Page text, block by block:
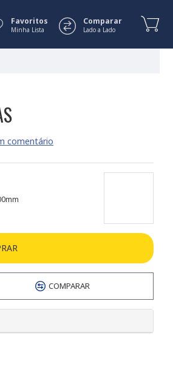
Favoritos
Minha Lista
Comparar
Lado a Lado
comentário
COMPARAR